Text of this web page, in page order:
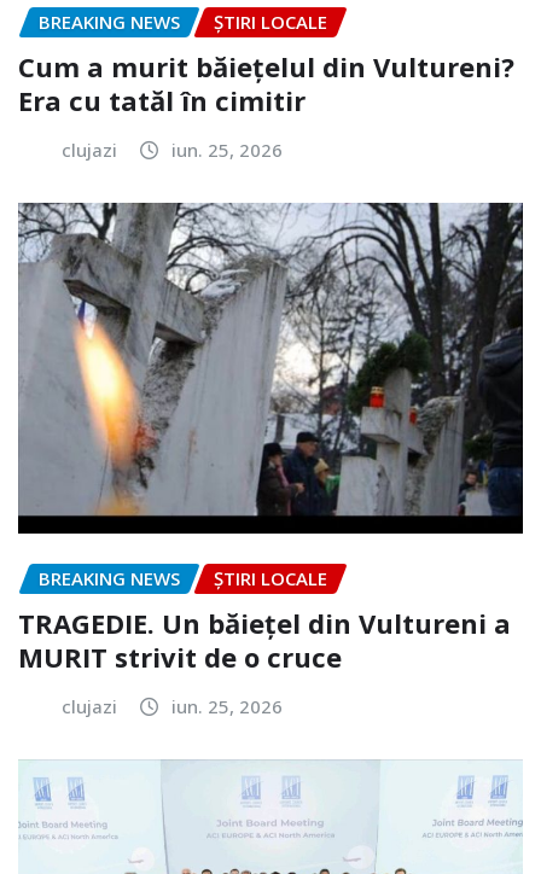
BREAKING NEWS ȘTIRI LOCALE
Cum a murit băiețelul din Vultureni?
Era cu tatăl în cimitir
clujazi iun. 25, 2026
BREAKING NEWS ȘTIRI LOCALE
TRAGEDIE. Un băiețel din Vultureni a
MURIT strivit de o cruce
clujazi iun. 25, 2026